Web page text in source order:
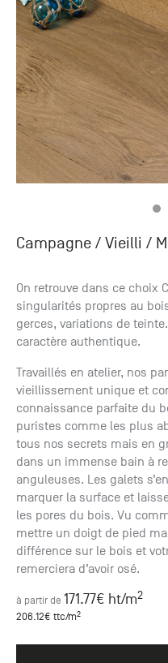
Campagne / Vieilli /
On retrouve dans ce choix
singularités propres au
gerces, variations de
caractère authentique.
Travaillés en atelier, nos
vieillissement unique et
connaissance parfaite du
puristes comme les plus
tous nos secrets mais en
dans un immense bain à
anguleuses. Les galets
marquer la surface et
les pores du bois. Vu
mettre un doigt de pied
différence sur le bois et
remerciera d’avoir osé.
à partir de 171.77€ ht/m2
206.12€ ttc/m2